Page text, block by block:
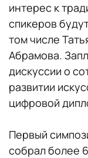
интерес к
спикеров
том числе
Абрамова.
дискуссии о
развитии
цифровой
Первый
собрал более